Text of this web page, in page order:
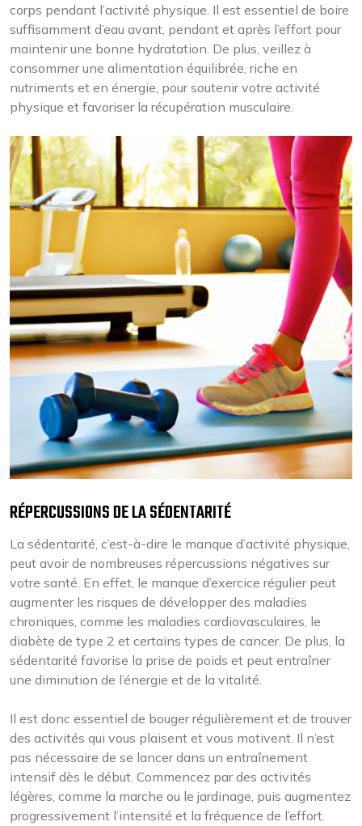
corps pendant l’activité physique. Il est essentiel de boire
suffisamment d’eau avant, pendant et après l’effort pour
maintenir une bonne hydratation. De plus, veillez à
consommer une alimentation équilibrée, riche en
nutriments et en énergie, pour soutenir votre activité
physique et favoriser la récupération musculaire.
RÉPERCUSSIONS DE LA SÉDENTARITÉ
La sédentarité, c’est-à-dire le manque d’activité physique,
peut avoir de nombreuses répercussions négatives sur
votre santé. En effet, le manque d’exercice régulier peut
augmenter les risques de développer des maladies
chroniques, comme les maladies cardiovasculaires, le
diabète de type 2 et certains types de cancer. De plus, la
sédentarité favorise la prise de poids et peut entraîner
une diminution de l’énergie et de la vitalité.
Il est donc essentiel de bouger régulièrement et de trouver
des activités qui vous plaisent et vous motivent. Il n’est
pas nécessaire de se lancer dans un entraînement
intensif dès le début. Commencez par des activités
légères, comme la marche ou le jardinage, puis augmentez
progressivement l’intensité et la fréquence de l’effort.